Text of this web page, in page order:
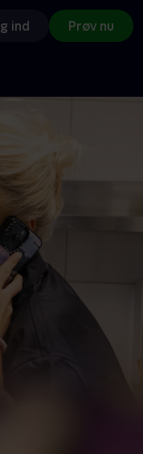
ind Prøv nu